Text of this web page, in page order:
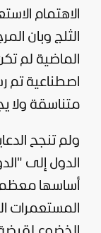
الاهتمام
الثلج وبان
الماضية لم
اصطناعية تم
متناسقة ولا
ولم تنجح
الدول إلى
أساسها
المستعمرات